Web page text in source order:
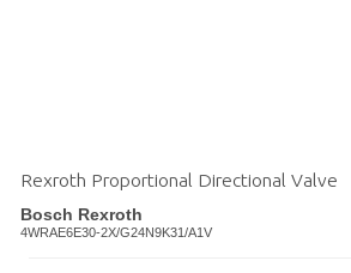
Rexroth Proportional Directional Valve
Bosch Rexroth
4WRAE6E30-2X/G24N9K31/A1V